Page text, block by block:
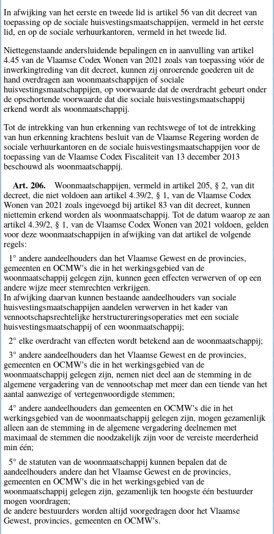
In afwijking van het eerste en tweede lid is artikel 56 van dit decreet van
toepassing op de sociale huisvestingsmaatschappijen, vermeld in het eerste
lid, en op de sociale verhuurkantoren, vermeld in het tweede lid.
Niettegenstaande andersluidende bepalingen en in aanvulling van artikel
4.45 van de Vlaamse Codex Wonen van 2021 zoals van toepassing vóór de
inwerkingtreding van dit decreet, kunnen zij onroerende goederen uit de
hand overdragen aan woonmaatschappijen of sociale
huisvestingsmaatschappijen, op voorwaarde dat de overdracht gebeurt onder
de opschortende voorwaarde dat die sociale huisvestingsmaatschappij
erkend wordt als woonmaatschappij.
Tot de intrekking van hun erkenning van rechtswege of tot de intrekking
van hun erkenning krachtens besluit van de Vlaamse Regering worden de
sociale verhuurkantoren en de sociale huisvestingsmaatschappijen voor de
toepassing van de Vlaamse Codex Fiscaliteit van 13 december 2013
beschouwd als woonmaatschappij.
Art. 206.
Woonmaatschappijen, vermeld in artikel 205, § 2, van dit
decreet, die niet voldoen aan artikel 4.39/2, § 1, van de Vlaamse Codex
Wonen van 2021 zoals ingevoegd bij artikel 83 van dit decreet, kunnen
niettemin erkend worden als woonmaatschappij. Tot de datum waarop ze aan
artikel 4.39/2, § 1, van de Vlaamse Codex Wonen van 2021 voldoen, gelden
voor deze woonmaatschappijen in afwijking van dat artikel de volgende
regels:
1° andere aandeelhouders dan het Vlaamse Gewest en de provincies,
gemeenten en OCMW's die in het werkingsgebied van de
woonmaatschappij gelegen zijn, kunnen geen effecten verwerven of op een
andere wijze meer stemrechten verkrijgen.
In afwijking daarvan kunnen bestaande aandeelhouders van sociale
huisvestingsmaatschappijen aandelen verwerven in het kader van
vennootschapsrechtelijke herstructureringsoperaties met een sociale
huisvestingsmaatschappij of een woonmaatschappij;
2° elke overdracht van effecten wordt betekend aan de woonmaatschappij;
3° andere aandeelhouders dan het Vlaamse Gewest en de provincies,
gemeenten en OCMW's die in het werkingsgebied van de
woonmaatschappij gelegen zijn, nemen niet deel aan de stemming in de
algemene vergadering van de vennootschap met meer dan een tiende van het
aantal aanwezige of vertegenwoordigde stemmen;
4° andere aandeelhouders dan gemeenten en OCMW's die in het
werkingsgebied van de woonmaatschappij gelegen zijn, mogen gezamenlijk
alleen aan de stemming in de algemene vergadering deelnemen met
maximaal de stemmen die noodzakelijk zijn voor de vereiste meerderheid
min één;
5° de statuten van de woonmaatschappij kunnen bepalen dat de
aandeelhouders andere dan het Vlaamse Gewest en de provincies,
gemeenten en OCMW's die in het werkingsgebied van de
woonmaatschappij gelegen zijn, gezamenlijk ten hoogste één bestuurder
mogen voordragen;
de andere bestuurders worden altijd voorgedragen door het Vlaamse
Gewest, provincies, gemeenten en OCMW's.